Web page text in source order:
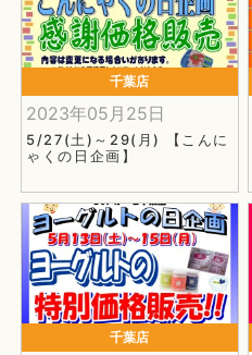
千葉店
2023年05月25日
5/27(土)～29(月) 【こんに
ゃくの日企画】
千葉店